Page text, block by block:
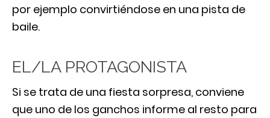
por ejemplo convirtiéndose en una pista de
baile.
EL/LA PROTAGONISTA
Si se trata de una fiesta sorpresa, conviene
que uno de los ganchos informe al resto para